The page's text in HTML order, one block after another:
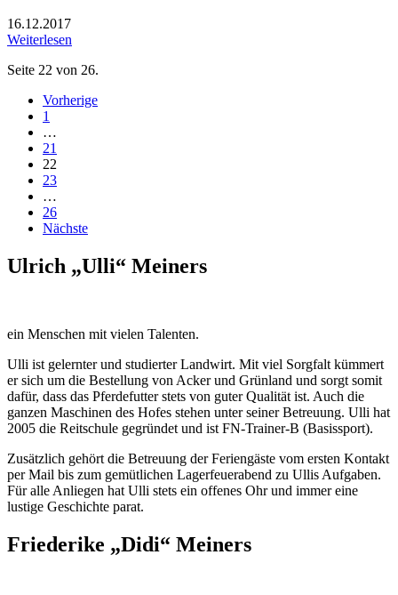
16.12.2017
Weiterlesen
Seite 22 von 26.
Vorherige
1
…
21
22
23
…
26
Nächste
Ulrich „Ulli“ Meiners
ein Menschen mit vielen Talenten.
Ulli ist gelernter und studierter Landwirt. Mit viel Sorgfalt kümmert
er sich um die Bestellung von Acker und Grünland und sorgt somit
dafür, dass das Pferdefutter stets von guter Qualität ist. Auch die
ganzen Maschinen des Hofes stehen unter seiner Betreuung. Ulli hat
2005 die Reitschule gegründet und ist FN-Trainer-B (Basissport).
Zusätzlich gehört die Betreuung der Feriengäste vom ersten Kontakt
per Mail bis zum gemütlichen Lagerfeuerabend zu Ullis Aufgaben.
Für alle Anliegen hat Ulli stets ein offenes Ohr und immer eine
lustige Geschichte parat.
Friederike „Didi“ Meiners